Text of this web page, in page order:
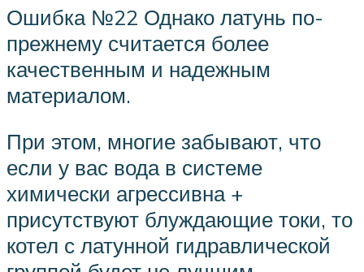
Ошибка №22 Однако латунь по-
прежнему считается более
качественным и надежным
материалом.
При этом, многие забывают, что
если у вас вода в системе
химически агрессивна +
присутствуют блуждающие токи, то
котел с латунной гидравлической